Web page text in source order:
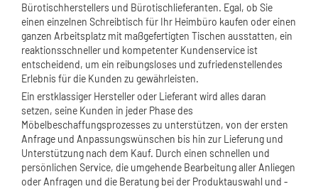
Bürotischherstellers und Bürotischlieferanten. Egal, ob Sie
einen einzelnen Schreibtisch für Ihr Heimbüro kaufen oder einen
ganzen Arbeitsplatz mit maßgefertigten Tischen ausstatten, ein
reaktionsschneller und kompetenter Kundenservice ist
entscheidend, um ein reibungsloses und zufriedenstellendes
Erlebnis für die Kunden zu gewährleisten.
Ein erstklassiger Hersteller oder Lieferant wird alles daran
setzen, seine Kunden in jeder Phase des
Möbelbeschaffungsprozesses zu unterstützen, von der ersten
Anfrage und Anpassungswünschen bis hin zur Lieferung und
Unterstützung nach dem Kauf. Durch einen schnellen und
persönlichen Service, die umgehende Bearbeitung aller Anliegen
oder Anfragen und die Beratung bei der Produktauswahl und -